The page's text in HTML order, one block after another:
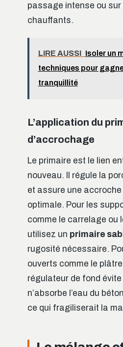
passage intense ou
chauffants.
LIRE AUSSI Isoler un
techniques pour
tranquillité
L’application du
d’accrochage
Le primaire est le lien
nouveau. Il régule la
et assure une
optimale. Pour les
comme le carrelage ou
utilisez un primaire
rugosité nécessaire.
ouverts comme le
régulateur de fond
n’absorbe l’eau du
ce qui fragiliserait la